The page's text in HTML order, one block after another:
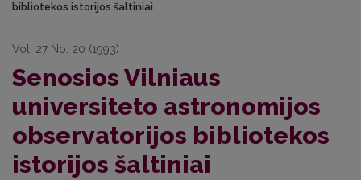
bibliotekos istorijos šaltiniai
Vol. 27 No. 20 (1993)
Senosios Vilniaus
universiteto astronomijos
observatorijos bibliotekos
istorijos šaltiniai